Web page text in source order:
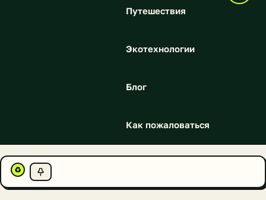
Путешествия
Экотехнологии
Блог
Как пожаловаться
♻